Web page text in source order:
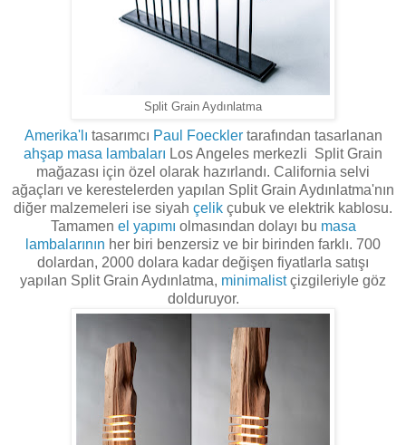
Split Grain Aydınlatma
Amerika'lı tasarımcı Paul Foecklertarafından tasarlanan
ahşap masa lambaları Los Angeles merkezli Split Grain
mağazası için özel olarak hazırlandı. California selvi
ağaçları ve kerestelerden yapılan Split Grain Aydınlatma'nın
diğer malzemeleri ise siyah çelik çubuk ve elektrik kablosu.
Tamamen el yapımı olmasından dolayı bu masa
lambalarının her biri benzersiz ve bir birinden farklı. 700
dolardan, 2000 dolara kadar değişen fiyatlarla satışı
yapılan Split Grain Aydınlatma, minimalistçizgileriyle göz
dolduruyor.